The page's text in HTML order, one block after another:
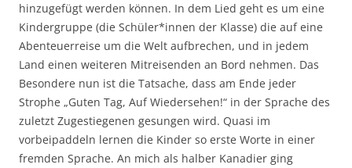
hinzugefügt werden können. In dem Lied geht es um eine
Kindergruppe (die Schüler*innen der Klasse) die auf eine
Abenteuerreise um die Welt aufbrechen, und in jedem
Land einen weiteren Mitreisenden an Bord nehmen. Das
Besondere nun ist die Tatsache, dass am Ende jeder
Strophe „Guten Tag, Auf Wiedersehen!“ in der Sprache des
zuletzt Zugestiegenen gesungen wird. Quasi im
vorbeipaddeln lernen die Kinder so erste Worte in einer
fremden Sprache. An mich als halber Kanadier ging